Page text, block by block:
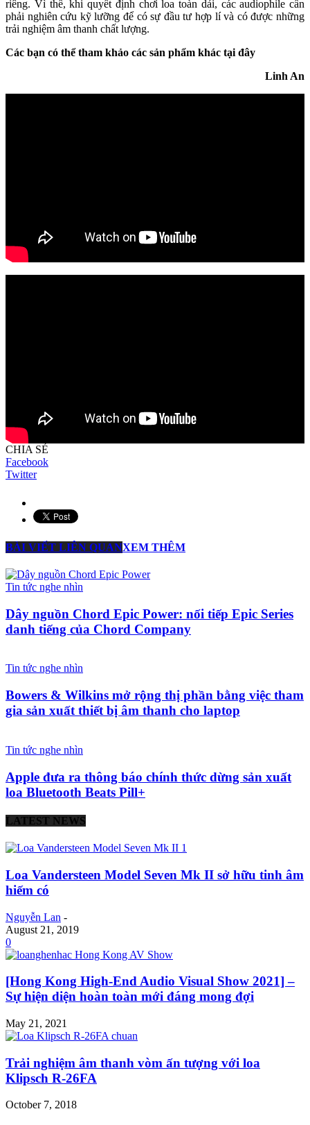
riêng. Vì thế, khi quyết định chơi loa toàn dải, các audiophile cần
phải nghiên cứu kỹ lưỡng để có sự đầu tư hợp lí và có được những
trải nghiệm âm thanh chất lượng.
Các bạn có thể tham khảo các sản phẩm khác tại đây
Linh An
CHIA SẺ
Facebook
Twitter
BÀI VIẾT LIÊN QUANXEM THÊM
Tin tức nghe nhìn
Dây nguồn Chord Epic Power: nối tiếp Epic Series
danh tiếng của Chord Company
Tin tức nghe nhìn
Bowers & Wilkins mở rộng thị phần bằng việc tham
gia sản xuất thiết bị âm thanh cho laptop
Tin tức nghe nhìn
Apple đưa ra thông báo chính thức dừng sản xuất
loa Bluetooth Beats Pill+
LATEST NEWS
Loa Vandersteen Model Seven Mk II sở hữu tinh âm
hiếm có
Nguyễn Lan -
August 21, 2019
0
[Hong Kong High-End Audio Visual Show 2021] –
Sự hiện diện hoàn toàn mới đáng mong đợi
May 21, 2021
Trải nghiệm âm thanh vòm ấn tượng với loa
Klipsch R-26FA
October 7, 2018